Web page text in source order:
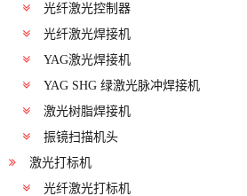
光纤激光控制器
光纤激光焊接机
YAG激光焊接机
YAG SHG 绿激光脉冲焊接机
激光树脂焊接机
振镜扫描机头
激光打标机
光纤激光打标机